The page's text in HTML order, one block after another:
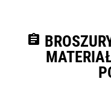
assignment